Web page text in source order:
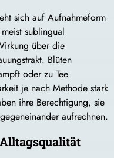
sich auf Aufnahmeform
sublingual
über die
Blüten
oder zu Tee
je nach Methode stark
ihre Berechtigung, sie
aufrechnen.